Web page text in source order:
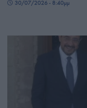
30/07/2026 - 8:40μμ